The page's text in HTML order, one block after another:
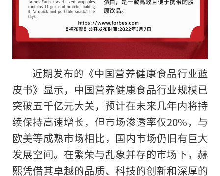
近期发布的《中国营养健康食品行业蓝
皮书》显示，中国营养健康食品行业规模已
突破五千亿元大关，预计在未来几年内将持
续保持高速增长，但市场渗透率仅20%，与
欧美等成熟市场相比，国内市场仍旧有巨大
发展空间。在繁荣与乱象并存的市场下，赫
熙凭借其卓越的品质、科技的创新和深厚的